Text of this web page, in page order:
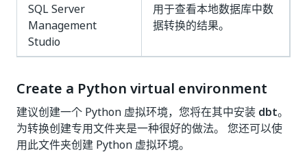
SQL Server
Management
Studio
用于查看本地数据库中数
据转换的结果。
Create a Python virtual environment
建议创建一个 Python 虚拟环境，您将在其中安装 dbt。
为转换创建专用文件夹是一种很好的做法。 您还可以使
用此文件夹创建 Python 虚拟环境。